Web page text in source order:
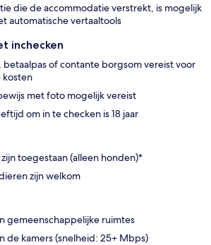
die de accommodatie verstrekt, is mogelijk
automatische vertaaltools
inchecken
betaalpas of contante borgsom vereist voor
kosten
met foto mogelijk vereist
om in te checken is 18 jaar
toegestaan (alleen honden)*
zijn welkom
gemeenschappelijke ruimtes
de kamers (snelheid: 25+ Mbps)